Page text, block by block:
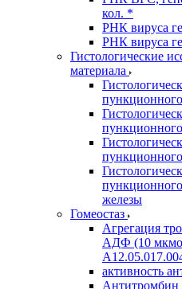
кол. *
РНК вируса
РНК вируса
Гистологические
материала
железы
Гомеостаз
Агрегация
АДФ (10
активность